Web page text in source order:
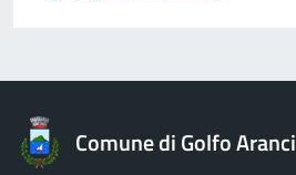
Comune di Golfo Aranci